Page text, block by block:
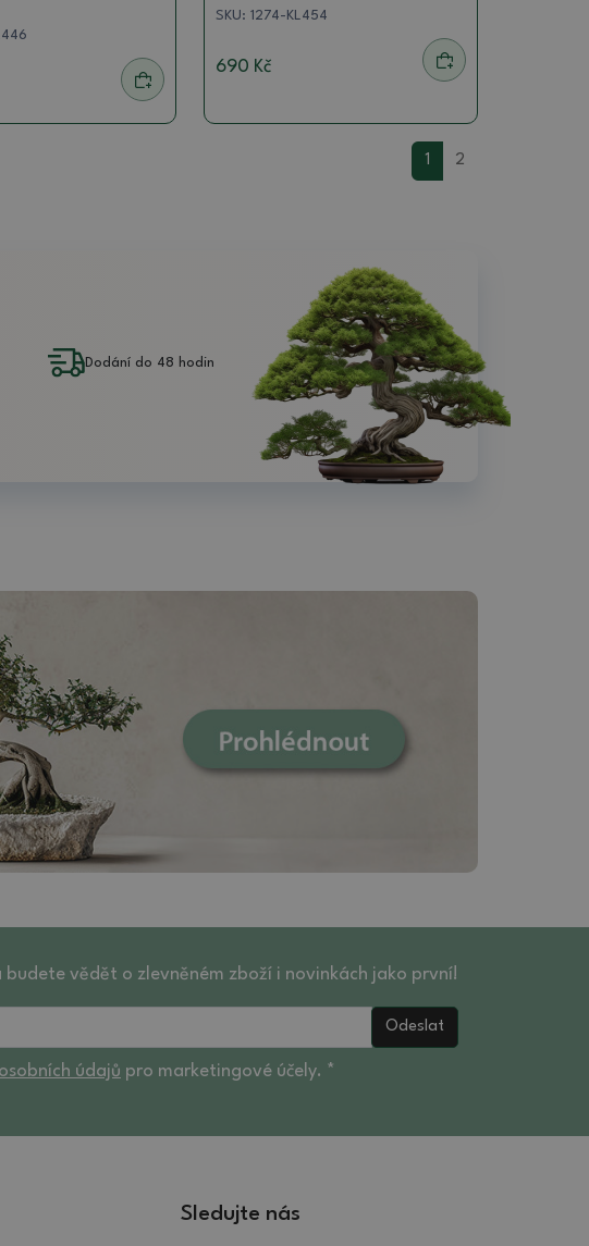
SKU:1274-KL454
690 Kč
1 2
Dodání do 48 hodin
budete vědět o zlevněném zboží i novinkách jako první!
Odeslat
osobních údajů pro marketingové účely. *
Sledujte nás